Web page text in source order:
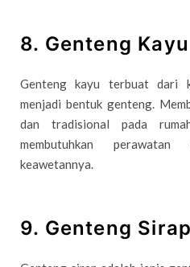
8. Genteng Kayu
Genteng kayu terbuat dari
menjadi bentuk genteng.
dan tradisional pada
membutuhkan
keawetannya.
9. Genteng Sirap